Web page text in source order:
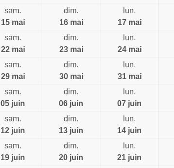
sam.
15 mai
dim.
16 mai
lun.
17 mai
sam.
22 mai
dim.
23 mai
lun.
24 mai
sam.
29 mai
dim.
30 mai
lun.
31 mai
sam.
05 juin
dim.
06 juin
lun.
07 juin
sam.
12 juin
dim.
13 juin
lun.
14 juin
sam.
19 juin
dim.
20 juin
lun.
21 juin